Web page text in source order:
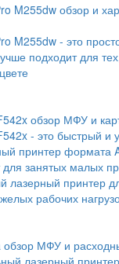
M255dw обзор и
M255dw - это
подходит для
обзор МФУ и
- это быстрый и
принтер формата
для занятых малых
лазерный принтер
рабочих
обзор МФУ и
лазерный